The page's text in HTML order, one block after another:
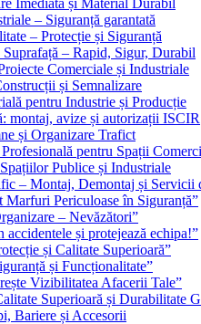
Imediată și Material Durabil
– Siguranță garantată
– Protecție și Siguranță
– Rapid, Sigur, Durabil
Comerciale și Industriale
și Semnalizare
pentru Industrie și Producție
montaj, avize și autorizații ISCIR
și Organizare Trafict
pentru Spații
Publice și Industriale
– Montaj, Demontaj și Servicii
Marfuri Periculoase în Siguranță”
– Nevăzători”
accidentele și protejează echipa!”
și Calitate Superioară”
și Funcționalitate”
Vizibilitatea Afacerii Tale”
Superioară și Durabilitate
Bariere și Accesorii